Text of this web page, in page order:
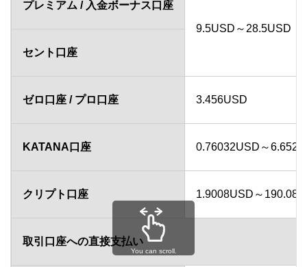
プレミアム / 入金ボーナス口座
9.5USD～28.5USD（
セント口座
ゼロ口座 / プロ口座 3.456USD
KATANA口座 0.76032USD～
クリプト口座 1.9008USD～
取引口座への直接支払い
You can scroll.